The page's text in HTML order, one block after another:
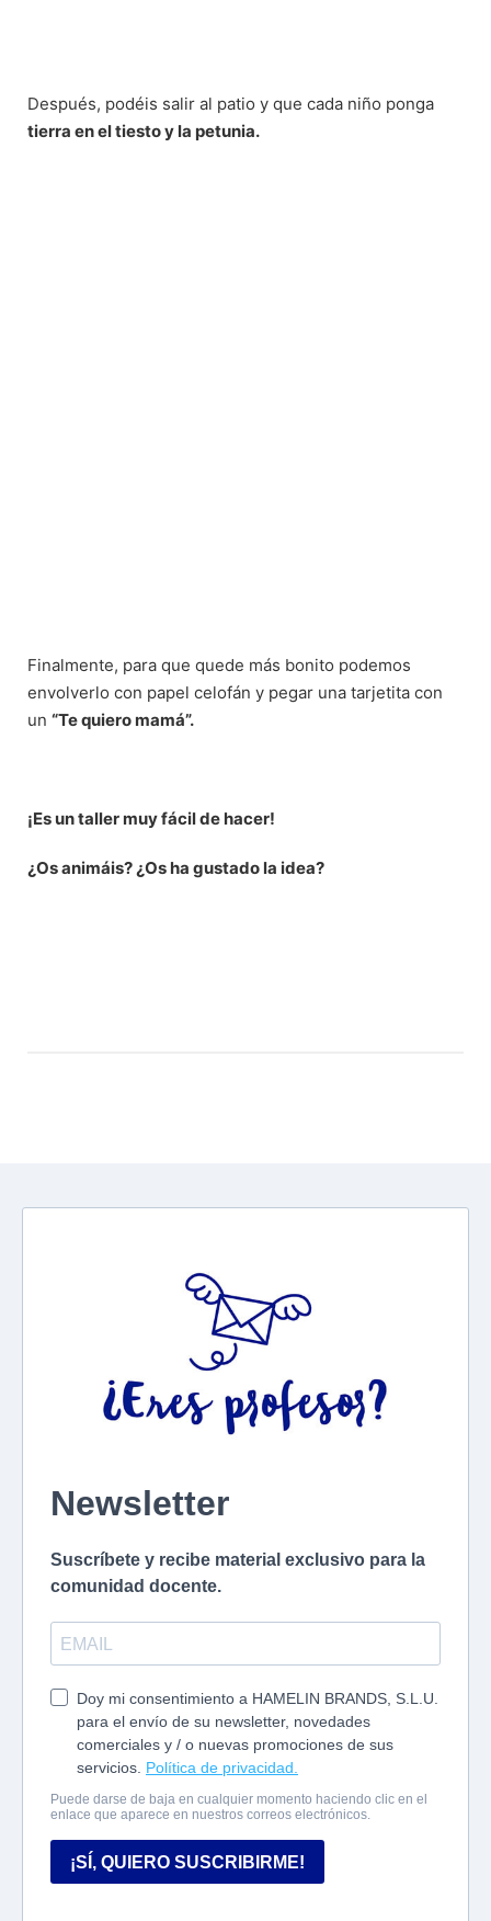
Después, podéis salir al patio y que cada niño ponga
tierra en el tiesto y la petunia.
Finalmente, para que quede más bonito podemos
envolverlo con papel celofán y pegar una tarjetita con
un “Te quiero mamá”.
¡Es un taller muy fácil de hacer!
¿Os animáis? ¿Os ha gustado la idea?